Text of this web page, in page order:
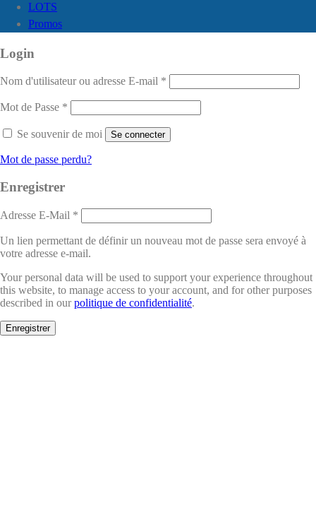
LOTS
Promos
Login
Nom d'utilisateur ou adresse E-mail *
Mot de Passe *
Se souvenir de moi Se connecter
Mot de passe perdu?
Enregistrer
Adresse E-Mail *
Un lien permettant de définir un nouveau mot de passe sera envoyé à
votre adresse e-mail.
Your personal data will be used to support your experience throughout
this website, to manage access to your account, and for other purposes
described in ourpolitique de confidentialité.
Enregistrer